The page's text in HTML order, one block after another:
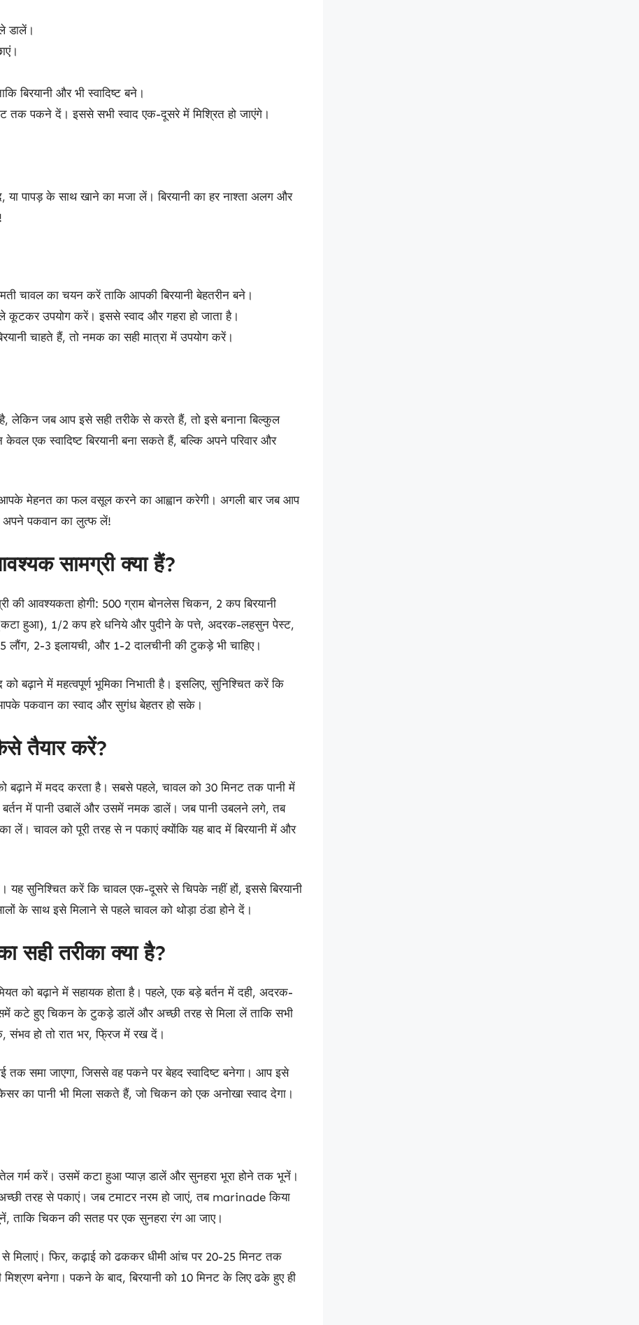
डालें।
बिरयानी और भी स्वादिष्ट बने।
तक पकने दें। इससे सभी स्वाद एक-दूसरे में मिश्रित हो जाएंगे।
या पापड़ के साथ खाने का मजा लें। बिरयानी का हर नाश्ता अलग और
चावल का चयन करें ताकि आपकी बिरयानी बेहतरीन बने।
कूटकर उपयोग करें। इससे स्वाद और गहरा हो जाता है।
चाहते हैं, तो नमक का सही मात्रा में उपयोग करें।
है, लेकिन जब आप इसे सही तरीके से करते हैं, तो इसे बनाना बिल्कुल
एक स्वादिष्ट बिरयानी बना सकते हैं, बल्कि अपने परिवार और
मेहनत का फल वसूल करने का आह्वान करेगी। अगली बार जब आप
अपने पकवान का लुत्फ लें!
सामग्री क्या हैं?
की आवश्यकता होगी: 500 ग्राम बोनलेस चिकन, 2 कप बिरयानी
हुआ), 1/2 कप हरे धनिये और पुदीने के पत्ते, अदरक-लहसुन पेस्ट,
लौंग, 2-3 इलायची, और 1-2 दालचीनी की टुकड़े भी चाहिए।
बढ़ाने में महत्वपूर्ण भूमिका निभाती है। इसलिए, सुनिश्चित करें कि
पकवान का स्वाद और सुगंध बेहतर हो सके।
तैयार करें?
बढ़ाने में मदद करता है। सबसे पहले, चावल को 30 मिनट तक पानी में
में पानी उबालें और उसमें नमक डालें। जब पानी उबलने लगे, तब
चावल को पूरी तरह से न पकाएं क्योंकि यह बाद में बिरयानी में और
सुनिश्चित करें कि चावल एक-दूसरे से चिपके नहीं हों, इससे बिरयानी
के साथ इसे मिलाने से पहले चावल को थोड़ा ठंडा होने दें।
तरीका क्या है?
को बढ़ाने में सहायक होता है। पहले, एक बड़े बर्तन में दही, अदरक-
कटे हुए चिकन के टुकड़े डालें और अच्छी तरह से मिला लें ताकि सभी
हो तो रात भर, फ्रिज में रख दें।
तक समा जाएगा, जिससे वह पकने पर बेहद स्वादिष्ट बनेगा। आप इसे
का पानी भी मिला सकते हैं, जो चिकन को एक अनोखा स्वाद देगा।
तेल गर्म करें। उसमें कटा हुआ प्याज़ डालें और सुनहरा भूरा होने तक भूनें।
तरह से पकाएं। जब टमाटर नरम हो जाएं, तब marinade किया
चिकन की सतह पर एक सुनहरा रंग आ जाए।
मिलाएं। फिर, कढ़ाई को ढककर धीमी आंच पर 20-25 मिनट तक
बनेगा। पकने के बाद, बिरयानी को 10 मिनट के लिए ढके हुए ही